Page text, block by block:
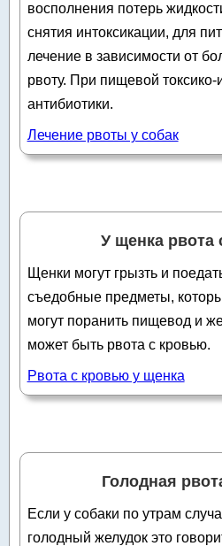
восполнения потерь
снятия интоксикации, для
лечение в зависимости от
рвоту. При пищевой
антибиотики.
Лечение рвоты у собак
У щенка рвота
Щенки могут грызть и
съедобные предметы,
могут поранить пищевод и
может быть рвота с кровью.
Рвота с кровью у щенка
Голодная
Если у собаки по утрам
голодный желудок это